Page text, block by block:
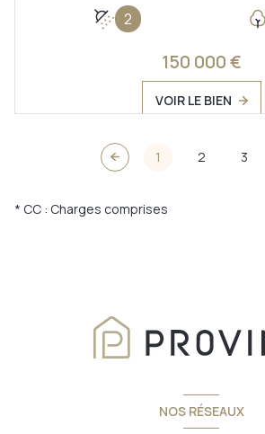
2
150 000 €
VOIR LE BIEN
1 2 3
* CC : Charges comprises
NOS RÉSEAUX